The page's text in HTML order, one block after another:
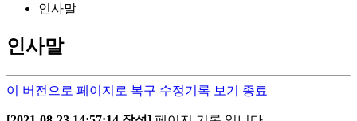
인사말
인사말
이 버전으로 페이지로 복구 수정기록 보기 종료